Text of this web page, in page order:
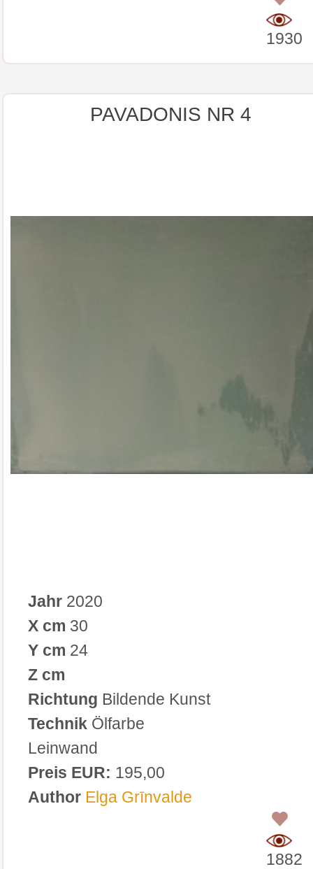
1930
PAVADONIS NR 4
Jahr 2020
X cm 30
Y cm 24
Z cm
Richtung Bildende Kunst
Technik Ölfarbe
Leinwand
Preis EUR: 195,00
Author Elga Grīnvalde
1882